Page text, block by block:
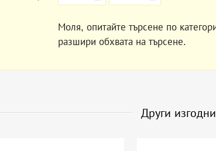
Моля, опитайте търсене по
разшири обхвата на търсене.
Други